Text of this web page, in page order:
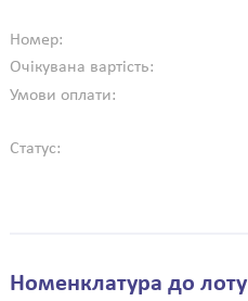
Номер:
Очікувана вартість:
Умови оплати:
Статус:
Номенклатура до лоту